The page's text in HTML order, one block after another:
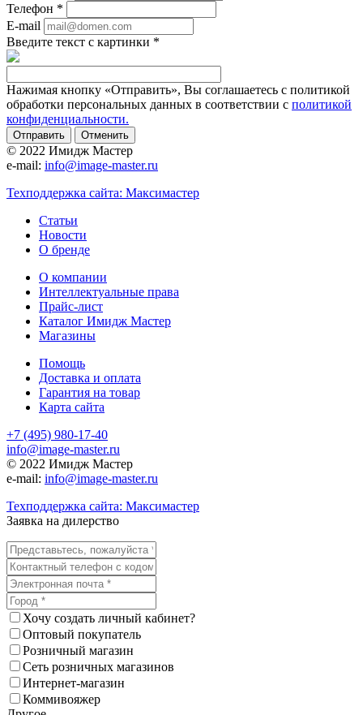
Телефон *
E-mail
Введите текст с картинки *
Нажимая кнопку «Отправить», Вы соглашаетесь с политикой
обработки персональных данных в соответствии с политикой
конфиденциальности.
Отменить
© 2022 Имидж Мастер
e-mail: info@image-master.ru
Техподдержка сайта: Максимастер
Статьи
Новости
О бренде
О компании
Интеллектуальные права
Прайс-лист
Каталог Имидж Мастер
Магазины
Помощь
Доставка и оплата
Гарантия на товар
Карта сайта
+7 (495) 980-17-40
info@image-master.ru
© 2022 Имидж Мастер
e-mail: info@image-master.ru
Техподдержка сайта: Максимастер
Заявка на дилерство
Хочу создать личный кабинет?
Оптовый покупатель
Розничный магазин
Сеть розничных магазинов
Интернет-магазин
Коммивояжер